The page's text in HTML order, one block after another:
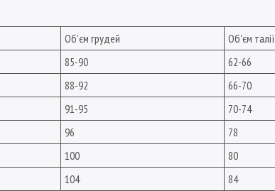
Об'єм грудей Об'єм талії
85-90 62-66
88-92 66-70
91-95 70-74
96 78
100 80
104 84